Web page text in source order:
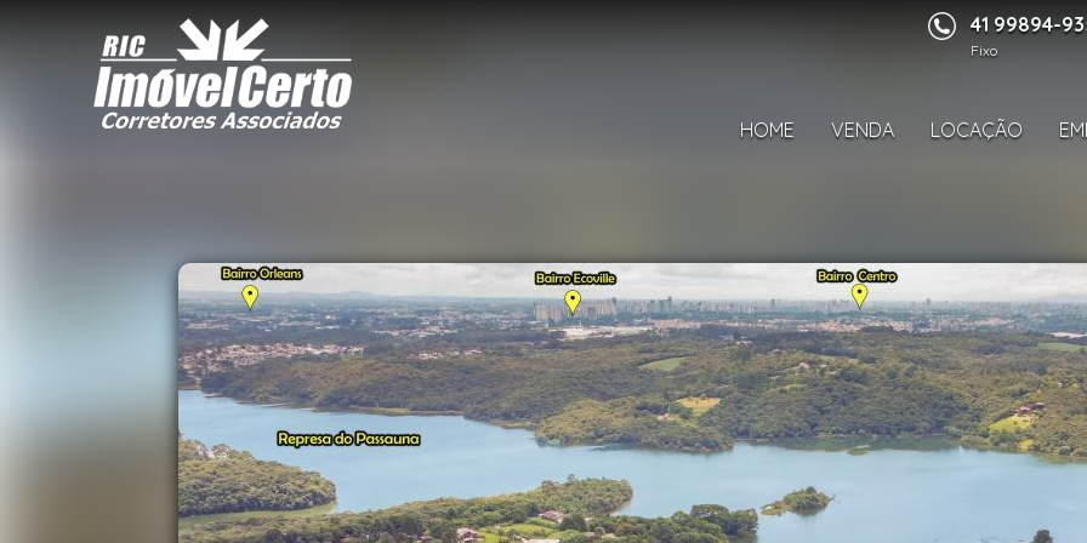
41 99894-
Fixo
HOME VENDA LOCAÇÃO